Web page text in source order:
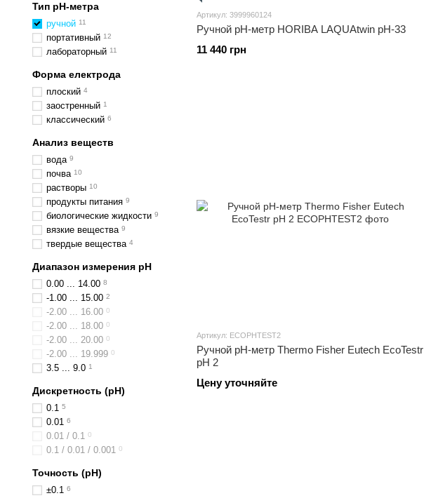
Артикул: 3999960124
Ручной рН-метр HORIBA LAQUAtwin pH-33
11 440 грн
Артикул: ECOPHTEST2
Ручной pH-метр Thermo Fisher Eutech EcoTestr
pH 2
Цену уточняйте
Тип pH-метра
ручной 11
портативный 12
лабораторный 11
Форма електрода
плоский 4
заостренный 1
классический 6
Анализ веществ
вода 9
почва 10
растворы 10
продукты питания 9
биологические жидкости 9
вязкие вещества 9
твердые вещества 4
Диапазон измерения pH
0.00 ... 14.00 8
-1.00 ... 15.00 2
-2.00 ... 16.00 0
-2.00 ... 18.00 0
-2.00 ... 20.00 0
-2.00 ... 19.999 0
3.5 ... 9.0 1
Дискретность (pH)
0.1 5
0.01 6
0.01 / 0.1 0
0.1 / 0.01 / 0.001 0
Точность (pH)
±0.1 6